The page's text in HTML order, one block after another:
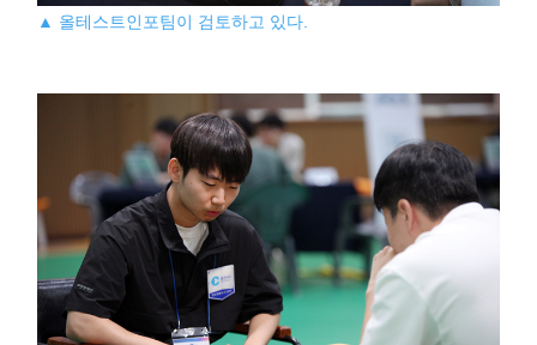
▲ 올테스트인포팀이 검토하고 있다.